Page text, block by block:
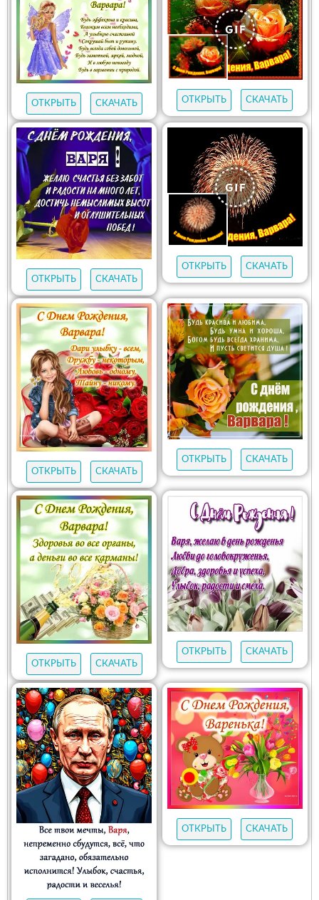
ОТКРЫТЬ СКАЧАТЬ ОТКРЫТЬ СКАЧАТЬ
ОТКРЫТЬ СКАЧАТЬ
ОТКРЫТЬ СКАЧАТЬ
ОТКРЫТЬ СКАЧАТЬ
ОТКРЫТЬ СКАЧАТЬ
ОТКРЫТЬ СКАЧАТЬ
ОТКРЫТЬ СКАЧАТЬ
ОТКРЫТЬ СКАЧАТЬ